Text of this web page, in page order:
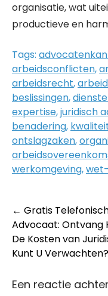
organisatie, wat
productieve en
Tags:
arbeidsconflicten,
arbeidsrecht,
beslissingen,
expertise,juridisch
benadering,
ontslagzaken,
werkomgeving,
Post
navigation
← Gratis
Advocaat: Ontvang
De Kosten van
Kunt U Verwachten?
Een reactie